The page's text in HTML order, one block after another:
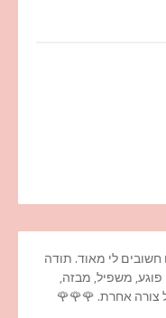
לי מאוד. תודה
משפיל, מבזה,
צורה אחרת. 🌹🌹🌹